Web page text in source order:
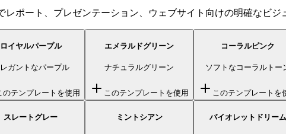
ポート、プレゼンテーション、ウェブサイト向けの明確なビジ
ロイヤルパープル
ガントなパープル
のテンプレートを使用
エメラルドグリーン
ナチュラルグリーン
このテンプレートを使用
コーラルピンク
ソフトなコーラルトー
このテンプレートを
スレートグレー ミントシアン バイオレットドリーム